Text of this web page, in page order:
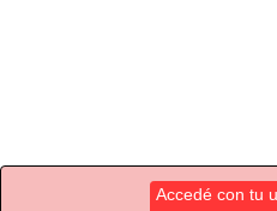
Accedé con tu